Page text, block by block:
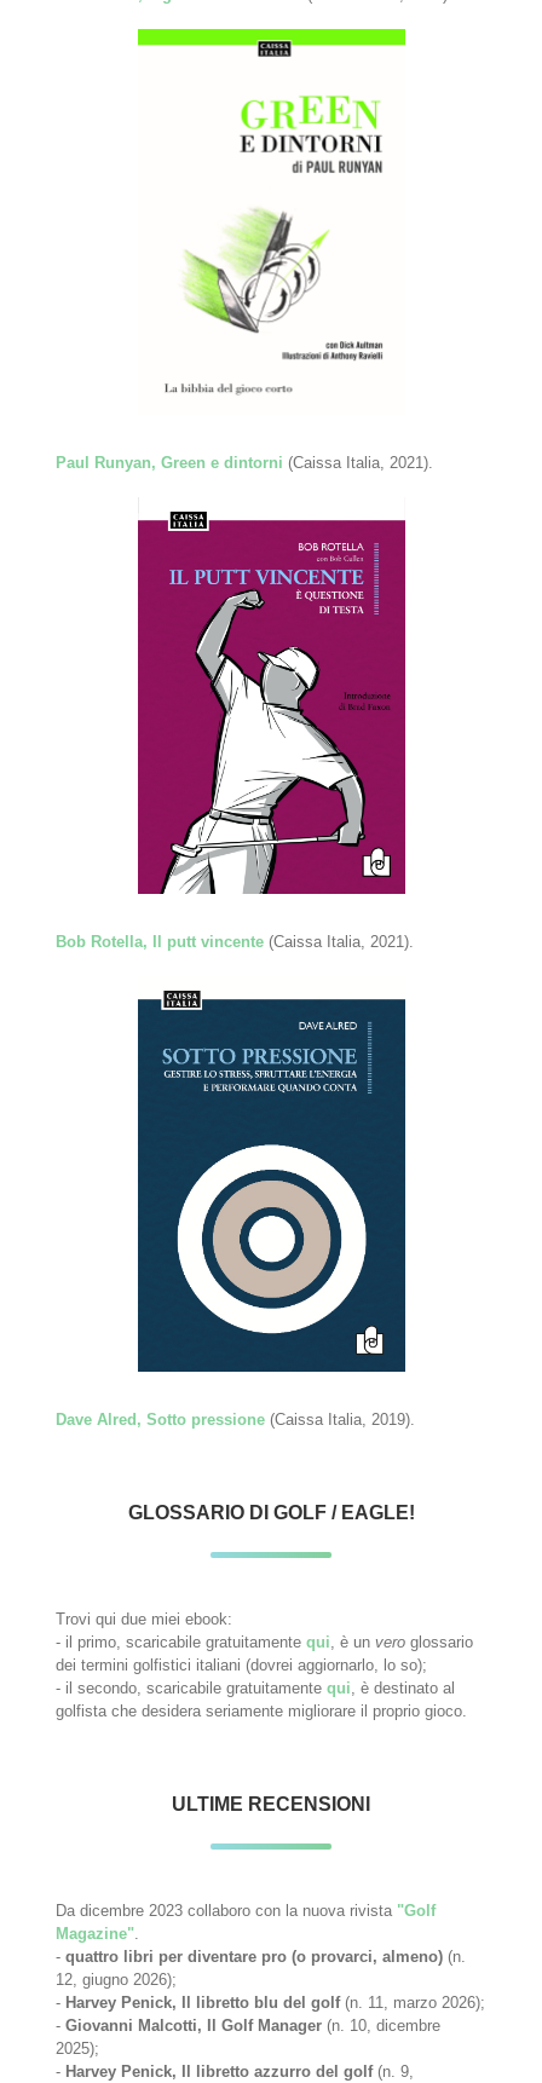
Paul Runyan, Green e dintorni (Caissa Italia, 2021).
Bob Rotella, Il putt vincente (Caissa Italia, 2021).
Dave Alred, Sotto pressione (Caissa Italia, 2019).
GLOSSARIO DI GOLF / EAGLE!
Trovi qui due miei ebook:
- il primo, scaricabile gratuitamentequi, è unvero glossario
dei termini golfistici italiani (dovrei aggiornarlo, lo so);
- il secondo, scaricabile gratuitamentequi, è destinato al
golfista che desidera seriamente migliorare il proprio gioco.
ULTIME RECENSIONI
Da dicembre 2023 collaboro con la nuova rivista "Golf
Magazine"
-quattro libri per diventare pro (o provarci, almeno) (n.
12, giugno 2026);
- Harvey Penick, Il libretto blu del golf(n. 11, marzo 2026);
-Giovanni Malcotti, Il Golf Manager (n. 10, dicembre
2025);
- Harvey Penick, Il libretto azzurro del golf(n. 9,